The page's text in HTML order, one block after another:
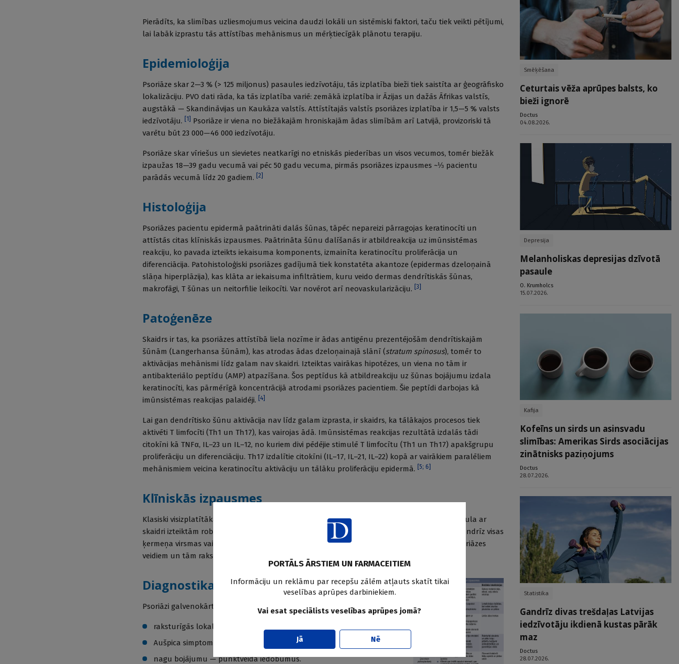
Pierādīts, ka slimības uzliesmojumus veicina daudzi lokāli un sistēmiski faktori, taču tiek veikti pētījumi,
lai labāk izprastu tās attīstības mehānismus un mērķtiecīgāk plānotu terapiju.
Epidemioloģija
Psoriāze skar 2—3 % (> 125 miljonus) pasaules iedzīvotāju, tās izplatība bieži tiek saistīta ar ģeogrāfisko
lokalizāciju. PVO dati rāda, ka tās izplatība variē: zemākā izplatība ir Āzijas un dažās Āfrikas valstīs,
augstākā — Skandināvijas un Kaukāza valstīs. Attīstītajās valstīs psoriāzes izplatība ir 1,5—5 % valsts
iedzīvotāju.
1
Psoriāze ir viena no biežākajām hroniskajām ādas slimībām arī Latvijā, provizoriski tā
varētu būt 23 000—46 000 iedzīvotāju.
Psoriāze skar vīriešus un sievietes neatkarīgi no etniskās piederības un visos vecumos, tomēr biežāk
izpaužas 18—39 gadu vecumā vai pēc 50 gadu vecuma, pirmās psoriāzes izpausmes ~⅓ pacientu
parādās vecumā līdz 20 gadiem.
2
Histoloģija
Psoriāzes pacientu epidermā paātrināti dalās šūnas, tāpēc nepareizi pārragojas keratinocīti un
attīstās citas klīniskās izpausmes. Paātrināta šūnu dalīšanās ir atbildreakcija uz imūnsistēmas
reakciju, ko pavada izteikts iekaisuma komponents, izmainīta keratinocītu proliferācija un
diferenciācija. Patohistoloģiski psoriāzes gadījumā tiek konstatēta akantoze (epidermas dzeloņainā
slāņa hiperplāzija), kas klāta ar iekaisuma infiltrātiem, kuru veido dermas dendrītiskās šūnas,
makrofāgi, T šūnas un neitorfilie leikocīti. Var novērot arī neovaskularizāciju.
3
Patoģenēze
Skaidrs ir tas, ka psoriāzes attīstībā liela nozīme ir ādas antigēnu prezentējošām dendrītiskajām
šūnām (Langerhansa šūnām), kas atrodas ādas dzeloņainajā slānī (stratum spinosus), tomēr to
aktivācijas mehānismi līdz galam nav skaidri. Izteiktas vairākas hipotēzes, un viena no tām ir
antibakteriālo peptīdu (AMP) atpazīšana. Šos peptīdus kā atbildreakciju uz šūnas bojājumu izdala
keratinocīti, kas pārmērīgā koncentrācijā atrodami psoriāzes pacientiem. Šie peptīdi darbojas kā
imūnsistēmas reakcijas palaidēji.
4
Lai gan dendrītisko šūnu aktivācija nav līdz galam izprasta, ir skaidrs, ka tālākajos procesos tiek
aktivēti T limfocīti (Th1 un Th17), kas vairojas ādā. Imūnsistēmas reakcijas rezultātā izdalās tādi
citokīni kā TNFα, IL–23 un IL–12, no kuriem divi pēdējie stimulē T limfocītu (Th1 un Th17) apakšgrupu
proliferāciju un diferenciāciju. Th17 izdalītie citokīni (IL–17, IL–21, IL–22) kopā ar vairākiem paralēliem
mehānismiem veicina keratinocītu aktivāciju un tālāku proliferāciju epidermā.
5; 6
Klīniskās izpausmes
Klasiski visizplatītākajai psoriāzei (
) raksturīgās pazīmes ir eritematoza papula ar
skaidri izteiktām robežām un sudrabaini baltām zvīņām. Tās ir asi norobežotas, retāk klāj gandrīz visas
ķermeņa virsmas vai redzamas daudzas mazas, plaši izplatītas papulas. Detalizētāk par psoriāzes
veidiem un tām raksturīgajām īpašībām skatīt 1. tabulā.
Diagnostika
Psoriāzi galvenokārt diagnosticē klīniski, novēro:
raksturīgās lokalizācijas vietas,
Aušpica simptomu — punktveida asiņošanu pēc zvīņu noņemšanas,
nagu bojājumu — punktveida iedobumus.
Smēķēšana
Ceturtais vēža aprūpes balsts, ko
bieži ignorē
Doctus
04.08.2026.
Depresija
Melanholiskas depresijas dzīvotā
pasaule
O. Krumholcs
15.07.2026.
Kafija
Kofeīns un sirds un asinsvadu
slimības: Amerikas Sirds asociācijas
zinātnisks paziņojums
Doctus
28.07.2026.
Statistika
Gandrīz divas trešdaļas Latvijas
iedzīvotāju ikdienā kustas pārāk
maz
Doctus
28.07.2026.
PORTĀLS ĀRSTIEM UN FARMACEITIEM
Informāciju un reklāmu par recepšu zālēm atļauts skatīt tikai
veselības aprūpes darbiniekiem.
Vai esat speciālists veselības aprūpes jomā?
Jā Nē